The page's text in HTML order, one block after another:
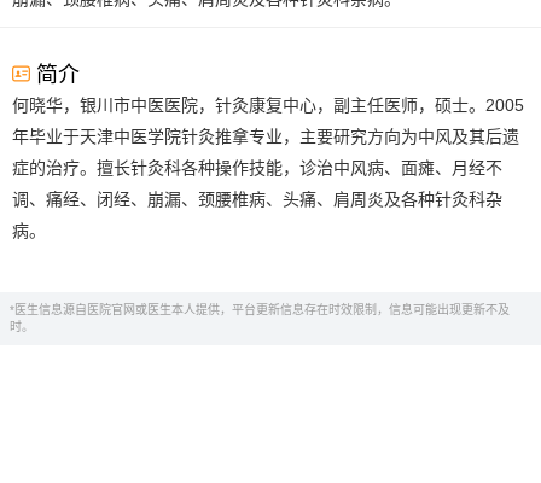
简介
何晓华，银川市中医医院，针灸康复中心，副主任医师，硕士。2005
年毕业于天津中医学院针灸推拿专业，主要研究方向为中风及其后遗
症的治疗。擅长针灸科各种操作技能，诊治中风病、面瘫、月经不
调、痛经、闭经、崩漏、颈腰椎病、头痛、肩周炎及各种针灸科杂
病。
*医生信息源自医院官网或医生本人提供，平台更新信息存在时效限制，信息可能出现更新不及
时。